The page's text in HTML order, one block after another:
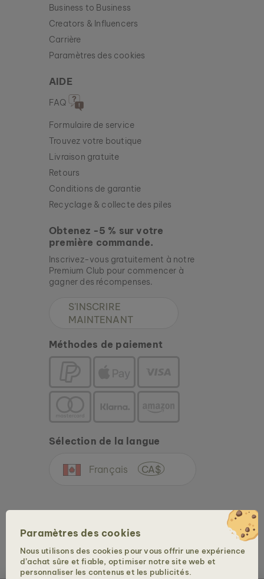
Paramètres des cookies
Nous utilisons des cookies pour vous offrir une expérience
d’achat sûre et fiable, optimiser notre site web et
personnaliser les contenus et les publicités.
Business to Business
Creators & Influencers
Carrière
Paramètres des cookies
AIDE
FAQ
Formulaire de service
Trouvez votre boutique
Livraison gratuite
Retours
Conditions de garantie
Recyclage & collecte des piles
Obtenez -5 % sur votre
première commande.
Inscrivez-vous gratuitement à notre
Premium Club pour commencer à
gagner des récompenses.
S'INSCRIRE
MAINTENANT
Méthodes de paiement
Sélection de la langue
Français CA$
Copyright © 2026 Holzkern - une marque de la Time for Nature GmbH. Tous droits
réservés.